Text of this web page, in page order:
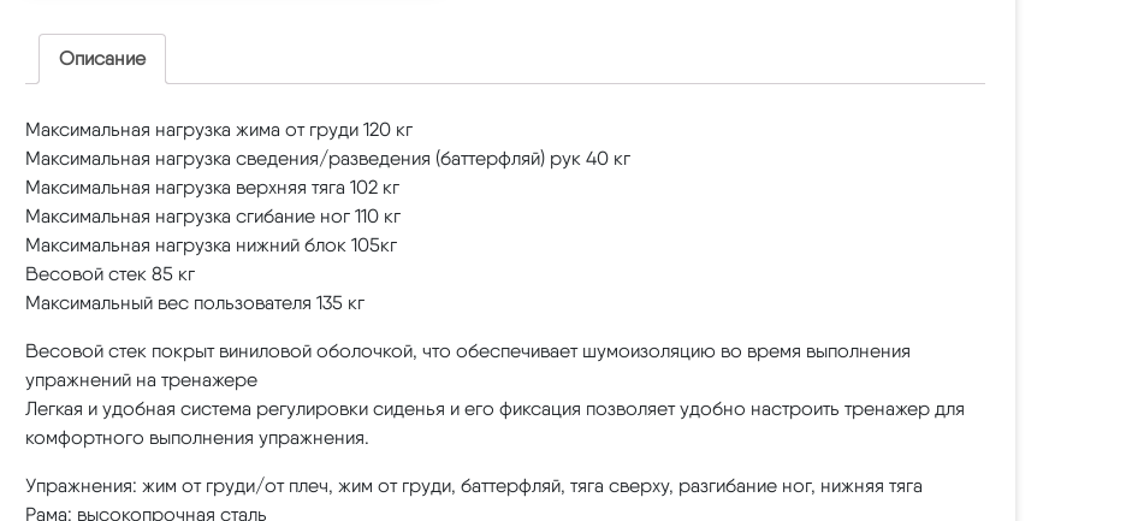
Описание
Максимальная нагрузка жима от груди 120 кг
Максимальная нагрузка сведения/разведения (баттерфляй) рук 40 кг
Максимальная нагрузка верхняя тяга 102 кг
Максимальная нагрузка сгибание ног 110 кг
Максимальная нагрузка нижний блок 105кг
Весовой стек 85 кг
Максимальный вес пользователя 135 кг
Весовой стек покрыт виниловой оболочкой, что обеспечивает шумоизоляцию во время выполнения
упражнений на тренажере
Легкая и удобная система регулировки сиденья и его фиксация позволяет удобно настроить тренажер для
комфортного выполнения упражнения.
Упражнения: жим от груди/от плеч, жим от груди, баттерфляй, тяга сверху, разгибание ног, нижняя тяга
Рама: высокопрочная сталь